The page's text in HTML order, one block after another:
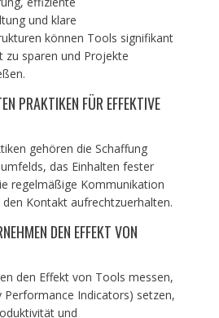
und klare
können Tools signifikant
zu sparen und Projekte
PRAKTIKEN FÜR EFFEKTIVE
gehören die Schaffung
das Einhalten fester
regelmäßige Kommunikation
Kontakt aufrechtzuerhalten.
DEN EFFEKT VON
den Effekt von Tools messen,
Performance Indicators) setzen,
und